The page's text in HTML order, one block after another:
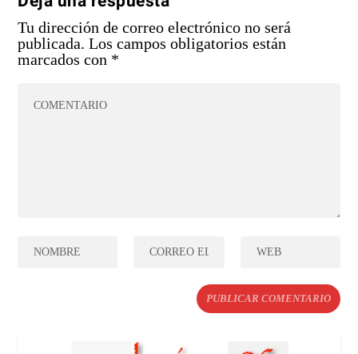
Tu dirección de correo electrónico no será
publicada. Los campos obligatorios están
marcados con *